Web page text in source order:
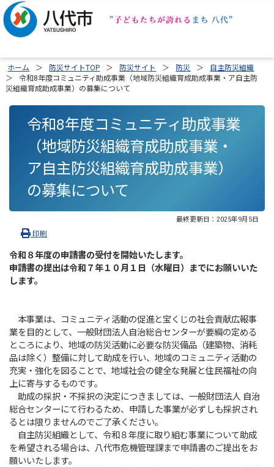
ホーム 防災サイトTOP 防災サイト 防災
自主防災組織
令和8年度コミュニティ助成事業（地域防災組織育成助成事業・ア自主防
災組織育成助成事業）の募集について
令和8年度コミュニティ助成事業
（地域防災組織育成助成事業・
ア自主防災組織育成助成事業）
の募集について
最終更新日： 2025年9月5日
印刷
令和８年度の申請書の受付を開始いたします。
申請書の提出は令和７年１０月１日（水曜日）までにお願いいた
します。
本事業は、コミュニティ活動の促進と宝くじの社会貢献広報事
業を目的として、一般財団法人自治総合センターが要綱の定める
ところにより、地域の防災活動に必要な防災備品（建築物、消耗
品は除く）整備に対して助成を行い、地域のコミュニティ活動の
充実・強化を図ることで、地域社会の健全な発展と住民福祉の向
上に寄与するものです。
助成の採択・不採択の決定につきましては、一般財団法人 自治
総合センターにて行わるため、申請した事業が必ずしも採択され
るとは限りませんのでご了承ください。
自主防災組織として、令和８年度に取り組む事業について助成
を希望される場合は、八代市危機管理課まで申請書のご提出をお
願いいたします。